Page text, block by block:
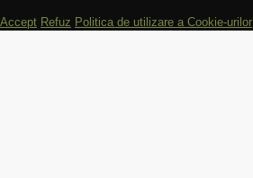
Accept Refuz Politica de utilizare a Cookie-urilor